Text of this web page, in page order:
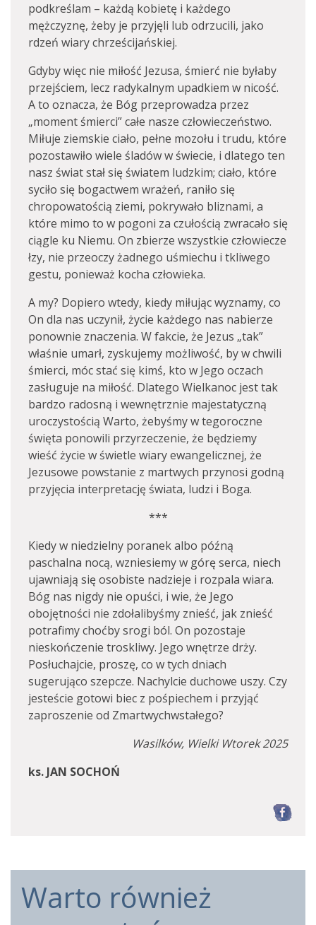
podkreślam – każdą kobietę i każdego
mężczyznę, żeby je przyjęli lub odrzucili, jako
rdzeń wiary chrześcijańskiej.
Gdyby więc nie miłość Jezusa, śmierć nie byłaby
przejściem, lecz radykalnym upadkiem w nicość.
A to oznacza, że Bóg przeprowadza przez
„moment śmierci” całe nasze człowieczeństwo.
Miłuje ziemskie ciało, pełne mozołu i trudu, które
pozostawiło wiele śladów w świecie, i dlatego ten
nasz świat stał się światem ludzkim; ciało, które
syciło się bogactwem wrażeń, raniło się
chropowatością ziemi, pokrywało bliznami, a
które mimo to w pogoni za czułością zwracało się
ciągle ku Niemu. On zbierze wszystkie człowiecze
łzy, nie przeoczy żadnego uśmiechu i tkliwego
gestu, ponieważ kocha człowieka.
A my? Dopiero wtedy, kiedy miłując wyznamy, co
On dla nas uczynił, życie każdego nas nabierze
ponownie znaczenia. W fakcie, że Jezus „tak”
właśnie umarł, zyskujemy możliwość, by w chwili
śmierci, móc stać się kimś, kto w Jego oczach
zasługuje na miłość. Dlatego Wielkanoc jest tak
bardzo radosną i wewnętrznie majestatyczną
uroczystością Warto, żebyśmy w tegoroczne
święta ponowili przyrzeczenie, że będziemy
wieść życie w świetle wiary ewangelicznej, że
Jezusowe powstanie z martwych przynosi godną
przyjęcia interpretację świata, ludzi i Boga.
***
Kiedy w niedzielny poranek albo późną
paschalna nocą, wzniesiemy w górę serca, niech
ujawniają się osobiste nadzieje i rozpala wiara.
Bóg nas nigdy nie opuści, i wie, że Jego
obojętności nie zdołalibyśmy znieść, jak znieść
potrafimy choćby srogi ból. On pozostaje
nieskończenie troskliwy. Jego wnętrze drży.
Posłuchajcie, proszę, co w tych dniach
sugerująco szepcze. Nachylcie duchowe uszy. Czy
jesteście gotowi biec z pośpiechem i przyjąć
zaproszenie od Zmartwychwstałego?
Wasilków, Wielki Wtorek 2025
ks. JAN SOCHOŃ
Warto również